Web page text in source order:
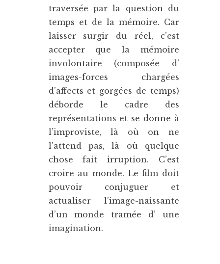
traversée par la question du
temps et de la mémoire. Car
laisser surgir du réel, c’est
accepter que la mémoire
involontaire (composée d’
images-forces chargées
d’affects et gorgées de temps)
déborde le cadre des
représentations et se donne à
l’improviste, là où on ne
l’attend pas, là où quelque
chose fait irruption. C’est
croire au monde. Le film doit
pouvoir conjuguer et
actualiser l’image-naissante
d’un monde tramée d’ une
imagination.